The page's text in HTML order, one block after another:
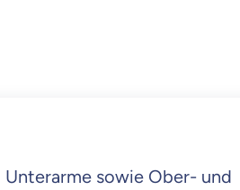
sowie Ober- und